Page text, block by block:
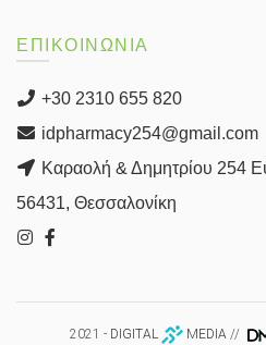
ΕΠΙΚΟΙΝΩΝΙΑ
+30 2310 655 820
idpharmacy254@gmail.com
Καραολή & Δημητρίου 254
56431, Θεσσαλονίκη
2021 - DIGITAL MEDIA //